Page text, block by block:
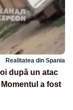
Realitatea din Spania
după un atac
a fost